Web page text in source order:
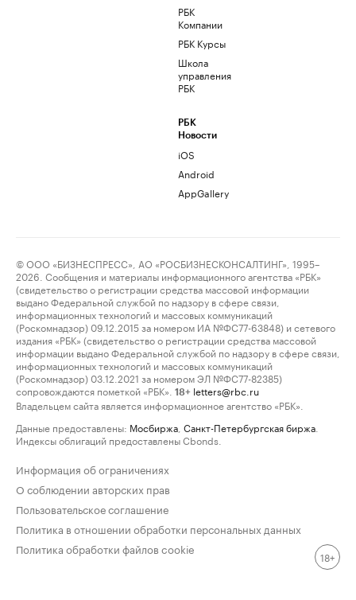
РБК
Компании
РБК Курсы
Школа
управления
РБК
РБК
Новости
iOS
Android
AppGallery
© ООО «БИЗНЕСПРЕСС», АО «РОСБИЗНЕСКОНСАЛТИНГ», 1995–
2026. Сообщения и материалы информационного агентства «РБК»
(свидетельство о регистрации средства массовой информации
выдано Федеральной службой по надзору в сфере связи,
информационных технологий и массовых коммуникаций
(Роскомнадзор) 09.12.2015 за номером ИА №ФС77-63848) и сетевого
издания «РБК» (свидетельство о регистрации средства массовой
информации выдано Федеральной службой по надзору в сфере связи,
информационных технологий и массовых коммуникаций
(Роскомнадзор) 03.12.2021 за номером ЭЛ №ФС77-82385)
сопровождаются пометкой «РБК».
18+ letters@rbc.ru
Владельцем сайта является информационное агентство «РБК».
Данные предоставлены: Мосбиржа Санкт-Петербургская биржа
Индексы облигаций предоставлены Cbonds.
Информация об ограничениях
О соблюдении авторских прав
Пользовательское соглашение
Политика в отношении обработки персональных данных
Политика обработки файлов cookie
18+